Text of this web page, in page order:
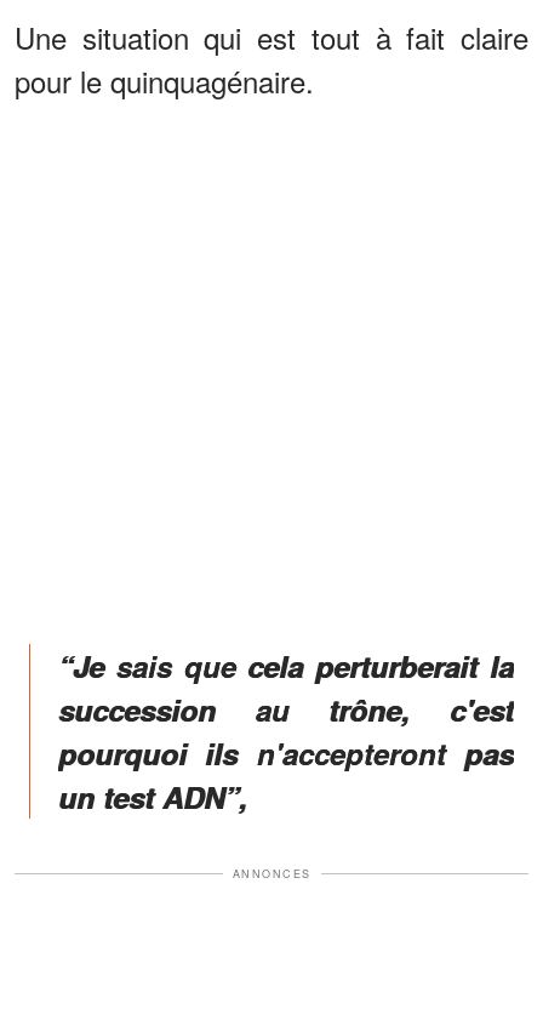
Une situation qui est tout à fait claire
pour le quinquagénaire.
“Je sais que cela perturberait la
succession au trône, c'est
pourquoi ils n'accepteront pas
un test ADN”,
ANNONCES